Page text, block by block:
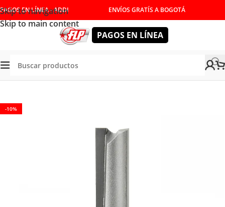
Skip to navigation
Skip to main content
PAGOS EN LÍNEA - ADDI ENVÍOS GRATÍS A BOGOTÁ
PAGOS EN LÍNEA
Tienda/HERRAMIENTAS DE CORTE ACANALAR
-10%